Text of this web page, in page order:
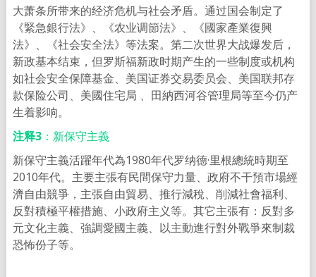
大萧条所带来的经济危机与社会矛盾。通过国会制定了
《緊急銀行法》、《农业调節法》、《國家產業復興
法》、《社会安全法》等法案。第二次世界大战爆发后，
新政基本结束，但罗斯福新政时期产生的一些制度或机构
如社会安全保障基金、美国证券交易委员会、美国联邦存
款保险公司、美國住宅局 、田納西河谷管理局等至今仍产
生着影响。
注释3：新保守主義
新保守主義活躍年代為1980年代罗纳德·里根總統時期至
2010年代。主要主張有民間保守力量、政府不干預市場經
濟自由競爭，主張自由貿易、推行減稅、削減社會福利、
反對積極平權措施、小政府主义等。其它主張有：反對多
元文化主義、強調愛國主義、以主動進行對外戰爭來制裁
恐怖份子等。